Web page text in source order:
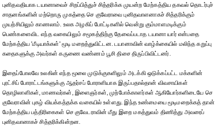
புனிதவதியாக டயானாவைச் சிறப்பித்துச் சித்தரிக்க முயன்ற மேற்கத்திய தகவல் தொடர்புச்
சாதனங்களின் மற்றொரு முகத்தை செ குவேராவை புனிதவாளனாகச் சித்தரிக்கும்
முயற்சியிலும் காணலாம். உலக அழகிப் போட்டிகளில் வென்று கும்மாளமடிக்கும்
பெண்களைவிட எந்த வகையிலும் சமூகத்திற்கு தேவைப்படாத டயானா யார் என்பதை
மேற்கத்திய 'மீடியாக்கள்' மூடி மறைத்துவிட்டன. டயானாவின் வாழ்க்கையில் மலிந்த கறுப்பு
கதைகளுக்கு அவர்கள் கருணை வண்ணம் பூசி திசை திருப்பிவிட்டனர்.
இதைப்போலவே உலகின் எந்த மூலை முடுக்குகளிலும் அடக்கி ஒடுக்கப்பட்ட மக்களின்
புரட்சிப் போராட்டங்களுக்கு ஆதர்சப் போராளியாக இருப்பதால்தான் விவசாயிகள்
தொழிலாளிகள், மாணவர்கள், இளைஞர்கள், முற்போக்காளர்கள் ஆகியோர்களிடையே செ
குவேராவின் புகழ் வியக்கத்தக்க வகையில் உள்ளது. இந்த உண்மையை மூடிமறைக்கத் தான்
மேற்கத்திய பத்திரிகைகள் செ குவேடராவின் மீது இறை மகத்துவம் திணித்து அவரைப்
புனிதவானாகச் சித்தரிக்கின்றன.